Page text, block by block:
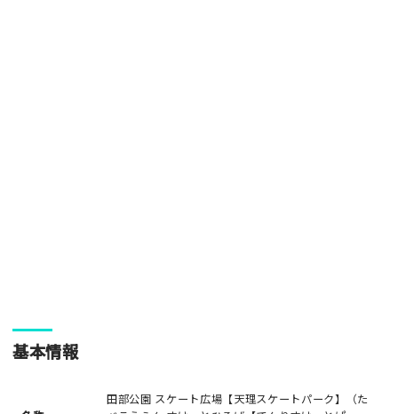
基本情報
田部公園 スケート広場【天理スケートパーク】（た